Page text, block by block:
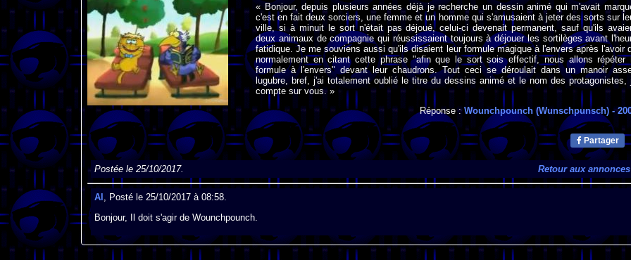
« Bonjour, depuis plusieurs années déjà je recherche un dessin animé qui m'avait
c'est en fait deux sorciers, une femme et un homme qui s'amusaient à jeter des sorts sur
ville, si à minuit le sort n'était pas déjoué, celui-ci devenait permanent, sauf qu'ils
deux animaux de compagnie qui réussissaient toujours à déjouer les sortilèges avant
fatidique. Je me souviens aussi qu'ils disaient leur formule magique à l'envers après l'avoir
normalement en citant cette phrase "afin que le sort sois effectif, nous allons répéter
formule à l'envers" devant leur chaudrons. Tout ceci se déroulait dans un manoir
lugubre, bref, j'ai totalement oublié le titre du dessins animé et le nom des protagonistes,
compte sur vous. »
Réponse :Wounchpounch (Wunschpunsch)-
Partager
Postée le 25/10/2017. Retour aux annonces
Al , Posté le 25/10/2017 à 08:58.
Bonjour, Il doit s'agir de Wounchpounch.